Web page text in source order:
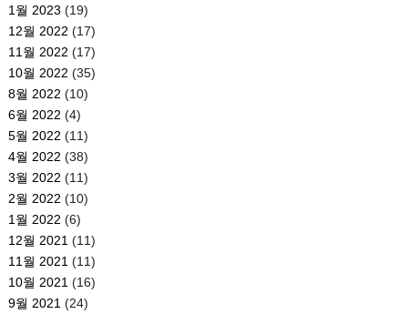
1월 2023 (19)
12월 2022 (17)
11월 2022 (17)
10월 2022 (35)
8월 2022 (10)
6월 2022 (4)
5월 2022 (11)
4월 2022 (38)
3월 2022 (11)
2월 2022 (10)
1월 2022 (6)
12월 2021 (11)
11월 2021 (11)
10월 2021 (16)
9월 2021 (24)